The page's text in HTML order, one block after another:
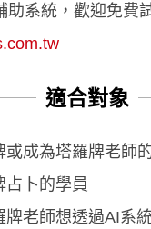
助系統，歡迎免費
適合對象
或成為塔羅牌老師
占卜的學員
牌老師想透過AI系